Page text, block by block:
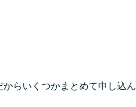
集ページ
らいくつかまとめて申し込ん